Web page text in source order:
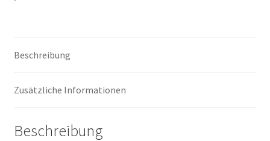
Beschreibung
Zusätzliche Informationen
Beschreibung